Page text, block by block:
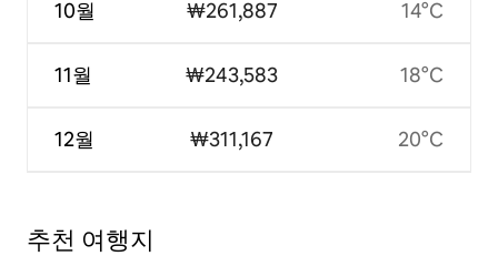
10월
11월
12월
₩261,887
₩243,583
₩311,167
14°C
18°C
20°C
추천 여행지